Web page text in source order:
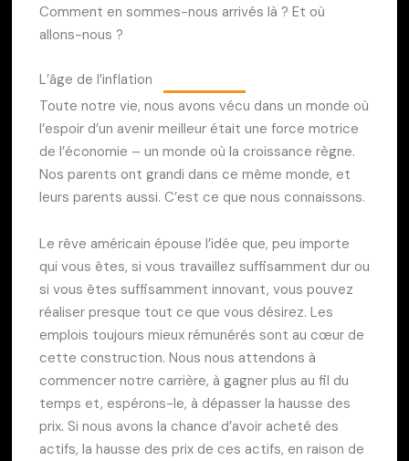
Comment en sommes-nous arrivés là ? Et où
allons-nous ?
L’âge de l’inflation
Toute notre vie, nous avons vécu dans un monde où
l’espoir d’un avenir meilleur était une force motrice
de l’économie – un monde où la croissance règne.
Nos parents ont grandi dans ce même monde, et
leurs parents aussi. C’est ce que nous connaissons.
Le rêve américain épouse l’idée que, peu importe
qui vous êtes, si vous travaillez suffisamment dur ou
si vous êtes suffisamment innovant, vous pouvez
réaliser presque tout ce que vous désirez. Les
emplois toujours mieux rémunérés sont au cœur de
cette construction. Nous nous attendons à
commencer notre carrière, à gagner plus au fil du
temps et, espérons-le, à dépasser la hausse des
prix. Si nous avons la chance d’avoir acheté des
actifs, la hausse des prix de ces actifs, en raison de